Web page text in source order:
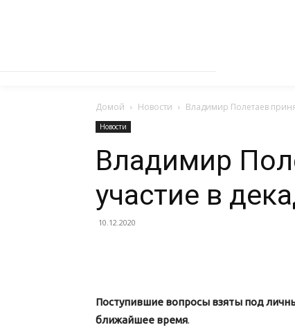
Домой Новости Владимир Полетаев
Новости
Владимир
участие в
10.12.2020
Поступившие вопросы взяты под
ближайшее время.